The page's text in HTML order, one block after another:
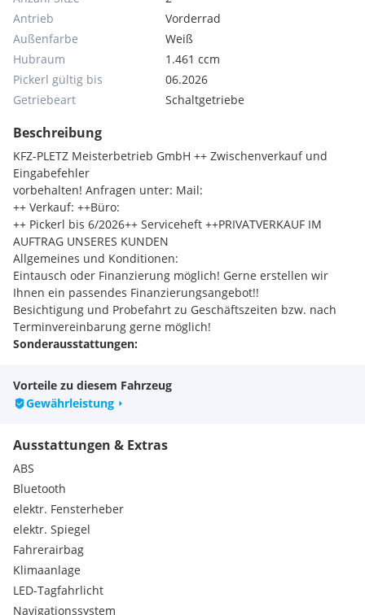
Antrieb
Vorderrad
Außenfarbe
Weiß
Hubraum
1.461 ccm
Pickerl gültig bis
06.2026
Getriebeart
Schaltgetriebe
Beschreibung
KFZ-PLETZ Meisterbetrieb GmbH ++ Zwischenverkauf und
Eingabefehler
vorbehalten! Anfragen unter: Mail:
++ Verkauf: ++Büro:
++ Pickerl bis 6/2026++ Serviceheft ++PRIVATVERKAUF IM
AUFTRAG UNSERES KUNDEN
Allgemeines und Konditionen:
Eintausch oder Finanzierung möglich! Gerne erstellen wir
Ihnen ein passendes Finanzierungsangebot!!
Besichtigung und Probefahrt zu Geschäftszeiten bzw. nach
Terminvereinbarung gerne möglich!
Sonderausstattungen:
Außentemperaturanzeige
Klimaanlage
Außenspiegel elektrisch verstellbar und beheizbar
Fahrersitz höhenverstellbar
Beifahrersitz einklappbar
Armlehne mit Staufach
Lastschutzgitter einklappbar, Beifahrerseite
Navigationssystem, inklusive Radio
Rückfahrhilfe
Serienausstattungen:
Dieselpartikelfilter
Schaltpunktanzeige
Lenkrad höhenverstellbar
Vorteile zu diesem Fahrzeug
Gewährleistung
Ausstattungen & Extras
ABS
Bluetooth
elektr. Fensterheber
elektr. Spiegel
Fahrerairbag
Klimaanlage
LED-Tagfahrlicht
Navigationssystem